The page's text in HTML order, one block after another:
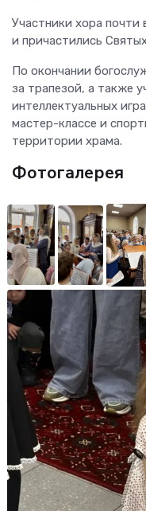
Участники хора почти
и причастились
По окончании
за трапезой, а также
интеллектуальных
мастер-классе и
территории храма.
Фотогалерея